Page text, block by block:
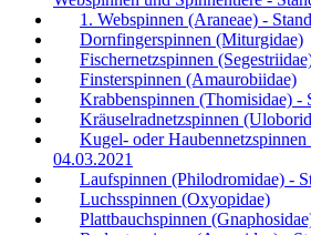
1. Webspinnen (Araneae) -
Dornfingerspinnen (Miturgidae)
Fischernetzspinnen
Finsterspinnen (Amaurobiidae)
Krabbenspinnen (Thomisidae) -
Kräuselradnetzspinnen
Kugel- oder
04.03.2021
Laufspinnen (Philodromidae) -
Luchsspinnen (Oxyopidae)
Plattbauchspinnen